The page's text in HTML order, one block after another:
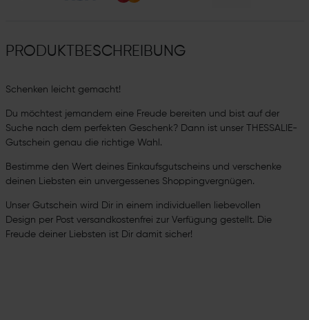
PRODUKTBESCHREIBUNG
Schenken leicht gemacht!
Du möchtest jemandem eine Freude bereiten und bist auf der
Suche nach dem perfekten Geschenk? Dann ist unser THESSALIE-
Gutschein genau die richtige Wahl.
Bestimme den Wert deines Einkaufsgutscheins und verschenke
deinen Liebsten ein unvergessenes Shoppingvergnügen.
Unser Gutschein wird Dir in einem individuellen liebevollen
Design per Post versandkostenfrei zur Verfügung gestellt. Die
Freude deiner Liebsten ist Dir damit sicher!